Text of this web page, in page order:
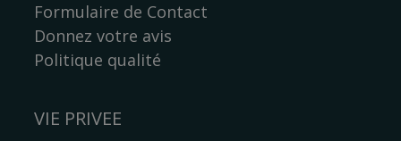
Formulaire de Contact
Donnez votre avis
Politique qualité
VIE PRIVEE